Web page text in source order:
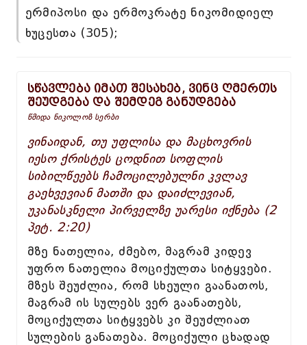
ერმიპოსი და ერმოკრატე ნიკომიდიელ
ხუცესთა (305);
სწავლება იმათ შესახებ, ვინც ღმერთს
შეუდგება და შემდეგ განუდგება
წმიდა ნიკოლოზ სერბი
ვინაიდან, თუ უფლისა და მაცხოვრის
იესო ქრისტეს ცოდნით სოფლის
სიბილწეებს ჩამოცილებულნი კვლავ
გაეხვევიან მათში და დაიძლევიან,
უკანასკნელი პირველზე უარესი იქნება (2
პეტ. 2:20)
მზე ნათელია, ძმებო, მაგრამ კიდევ
უფრო ნათელია მოციქულთა სიტყვები.
მზეს შეუძლია, რომ სხეული გაანათოს,
მაგრამ ის სულებს ვერ გაანათებს,
მოციქულთა სიტყვებს კი შეუძლიათ
სულების განათება. მოციქული ცხადად